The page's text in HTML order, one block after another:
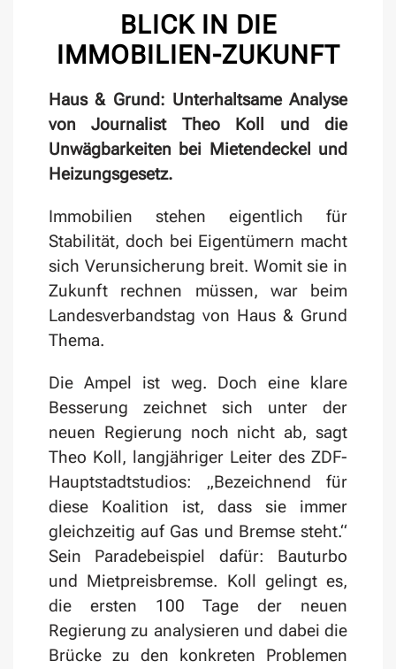
BLICK IN DIE
IMMOBILIEN-ZUKUNFT
Haus & Grund: Unterhaltsame Analyse
von Journalist Theo Koll und die
Unwägbarkeiten bei Mietendeckel und
Heizungsgesetz.
Immobilien stehen eigentlich für
Stabilität, doch bei Eigentümern macht
sich Verunsicherung breit. Womit sie in
Zukunft rechnen müssen, war beim
Landesverbandstag von Haus & Grund
Thema.
Die Ampel ist weg. Doch eine klare
Besserung zeichnet sich unter der
neuen Regierung noch nicht ab, sagt
Theo Koll, langjähriger Leiter des ZDF-
Hauptstadtstudios: „Bezeichnend für
diese Koalition ist, dass sie immer
gleichzeitig auf Gas und Bremse steht.“
Sein Paradebeispiel dafür: Bauturbo
und Mietpreisbremse. Koll gelingt es,
die ersten 100 Tage der neuen
Regierung zu analysieren und dabei die
Brücke zu den konkreten Problemen